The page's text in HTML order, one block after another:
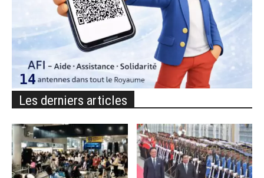
Les derniers articles